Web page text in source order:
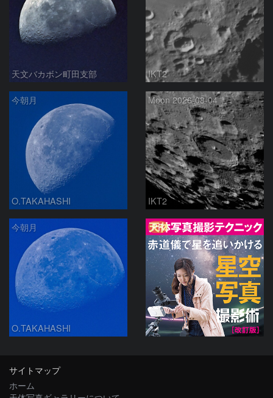
天文バカボン町田支部 IKT2
今朝月
O.TAKAHASHI
Moon 2026-08-04
IKT2
今朝月
O.TAKAHASHI
PR
サイトマップ
ホーム